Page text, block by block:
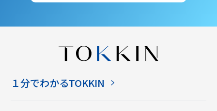
１分でわかるTOKKIN